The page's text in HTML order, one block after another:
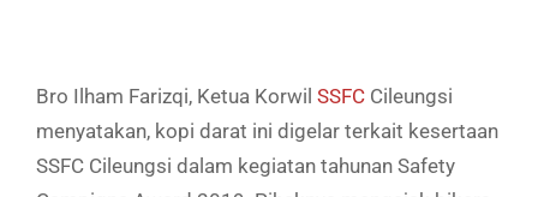
Bro Ilham Farizqi, Ketua Korwil SSFC Cileungsi
menyatakan, kopi darat ini digelar terkait kesertaan
SSFC Cileungsi dalam kegiatan tahunan Safety